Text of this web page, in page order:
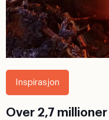
Inspirasjon
Over 2,7